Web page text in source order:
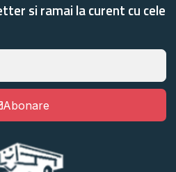
si ramai la curent cu cele
Abonare